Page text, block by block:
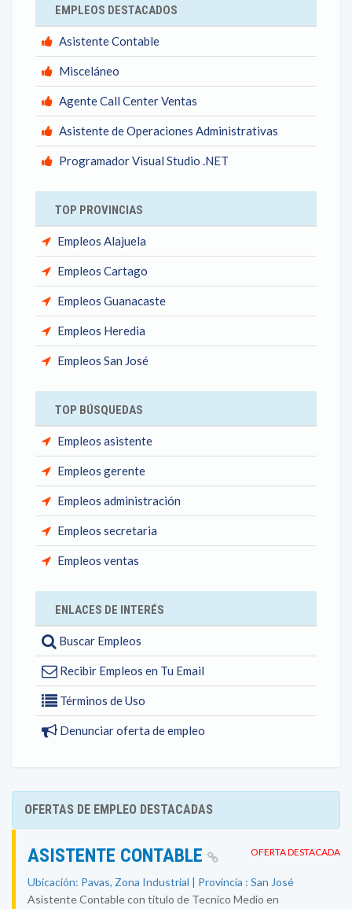
EMPLEOS DESTACADOS
Asistente Contable
Misceláneo
Agente Call Center Ventas
Asistente de Operaciones Administrativas
Programador Visual Studio .NET
TOP PROVINCIAS
Empleos Alajuela
Empleos Cartago
Empleos Guanacaste
Empleos Heredia
Empleos San José
TOP BÚSQUEDAS
Empleos asistente
Empleos gerente
Empleos administración
Empleos secretaria
Empleos ventas
ENLACES DE INTERÉS
Buscar Empleos
Recibir Empleos en Tu Email
Términos de Uso
Denunciar oferta de empleo
OFERTAS DE EMPLEO DESTACADAS
OFERTA DESTACADA
ASISTENTE CONTABLE
Ubicación: Pavas, Zona Industrial | Provincia : San José
Asistente Contable con titulo de Tecnico Medio en